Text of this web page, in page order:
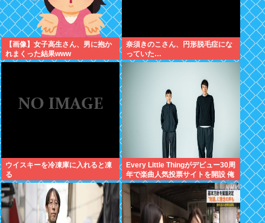
【画像】女子高生さん、男に抱か
れまくった結果www
奈須きのこさん、円形脱毛症にな
っていた…
ウイスキーを冷凍庫に入れると凍
る
Every Little Thingがデビュー30周
年で楽曲人気投票サイトを開設 俺
はもちろんFace the Changeに入
れてきたぞ